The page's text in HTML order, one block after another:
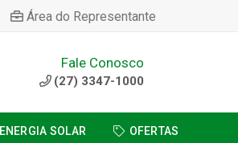
Área do Representante
Fale Conosco
(27) 3347-1000
ENERGIA SOLAR OFERTAS